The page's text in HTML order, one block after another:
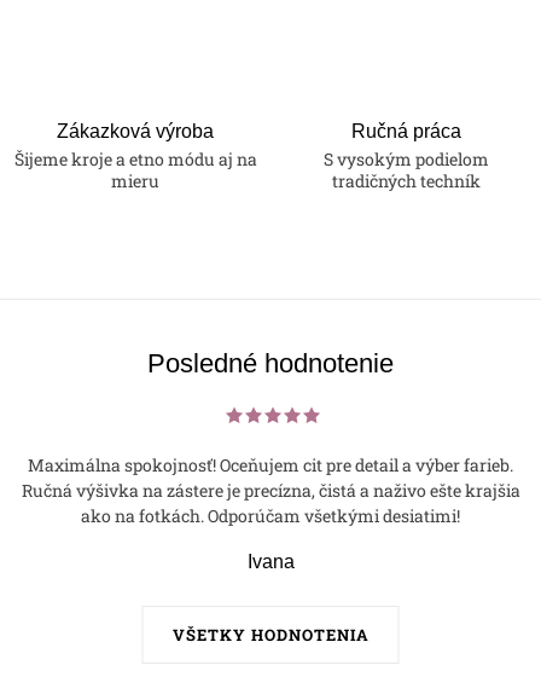
Zákazková výroba
Šijeme kroje a etno módu aj na
mieru
Ručná práca
S vysokým podielom
tradičných techník
Posledné hodnotenie
VŠETKY HODNOTENIA
Maximálna spokojnosť! Oceňujem cit pre detail a výber farieb.
Ručná výšivka na zástere je precízna, čistá a naživo ešte krajšia
ako na fotkách. Odporúčam všetkými desiatimi!
Ivana